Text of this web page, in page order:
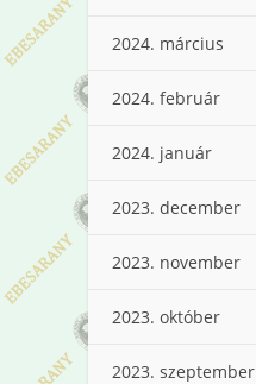
2024. március
2024. február
2024. január
2023. december
2023. november
2023. október
2023. szeptember